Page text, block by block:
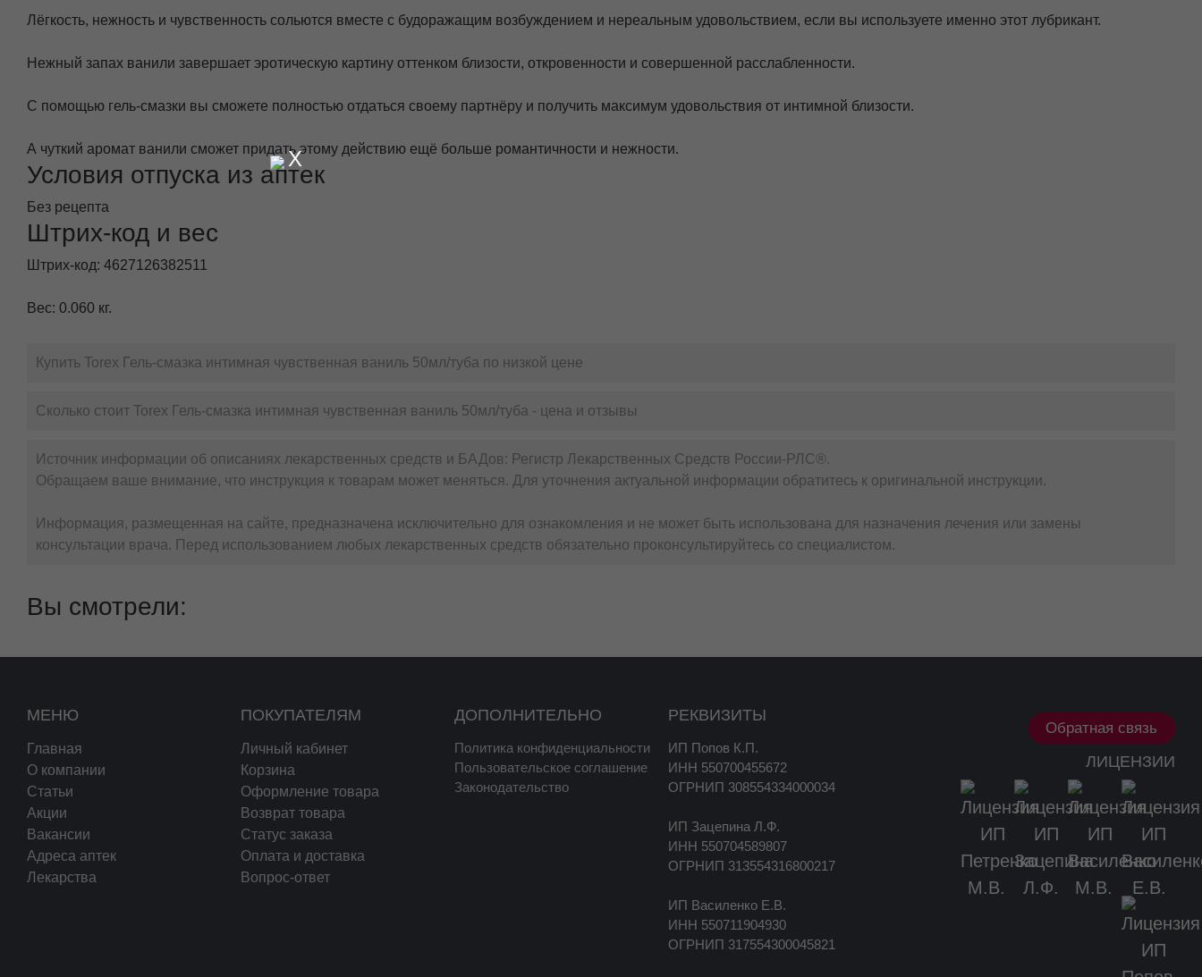
Лёгкость, нежность и чувственность сольются вместе с будоражащим возбуждением и нереальным удовольствием, если вы используете именно этот лубрикант.
Нежный запах ванили завершает эротическую картину оттенком близости, откровенности и совершенной расслабленности.
С помощью гель-смазки вы сможете полностью отдаться своему партнёру и получить максимум удовольствия от интимной близости.
А чуткий аромат ванили сможет придать этому действию ещё больше романтичности и нежности.
Условия отпуска из аптек
Без рецепта
Штрих-код и вес
Штрих-код: 4627126382511
Вес: 0.060 кг.
Купить Torex Гель-смазка интимная чувственная ваниль 50мл/туба по низкой цене
Сколько стоит Torex Гель-смазка интимная чувственная ваниль 50мл/туба - цена и отзывы
Источник информации об описаниях лекарственных средств и БАДов: Регистр Лекарственных Средств России-РЛС®.
Обращаем ваше внимание, что инструкция к товарам может меняться. Для уточнения актуальной информации обратитесь к оригинальной инструкции.
Информация, размещенная на сайте, предназначена исключительно для ознакомления и не может быть использована для назначения лечения или замены
консультации врача. Перед использованием любых лекарственных средств обязательно проконсультируйтесь со специалистом.
X
Вы смотрели:
МЕНЮ
Главная
О компании
Статьи
Акции
Вакансии
Адреса аптек
Лекарства
ПОКУПАТЕЛЯМ
Личный кабинет
Корзина
Оформление товара
Возврат товара
Статус заказа
Оплата и доставка
Вопрос-ответ
ДОПОЛНИТЕЛЬНО
Политика конфиденциальности
Пользовательское соглашение
Законодательство
РЕКВИЗИТЫ
ИП Попов К.П.
ИНН 550700455672
ОГРНИП 308554334000034
ИП Зацепина Л.Ф.
ИНН 550704589807
ОГРНИП 313554316800217
ИП Василенко Е.В.
ИНН 550711904930
ОГРНИП 317554300045821
Обратная связь
ЛИЦЕНЗИИ